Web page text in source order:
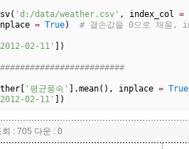
'd:/data/weather.csv' , index_col =
= True) # 결손값을 0으로 채움,
02-11' ])
'평균풍속' ].mean(), inplace = True
02-11' ])
: 705 다운 : 0